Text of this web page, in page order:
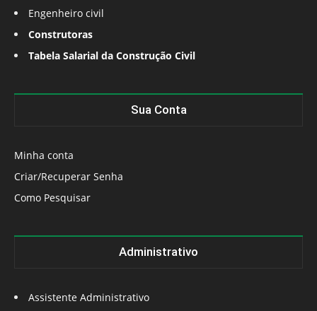
Engenheiro civil
Construtoras
Tabela Salarial da Construção Civil
Sua Conta
Minha conta
Criar/Recuperar Senha
Como Pesquisar
Administrativo
Assistente Administrativo